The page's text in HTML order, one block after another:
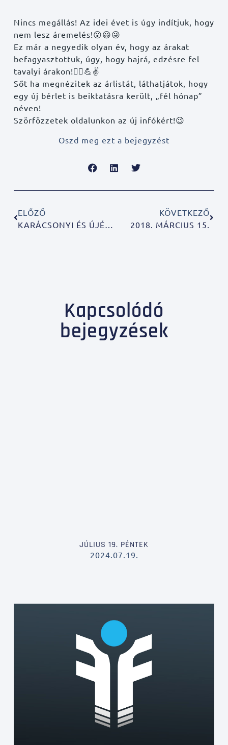
Nincs megállás! Az idei évet is úgy indítjuk, hogy
nem lesz áremelés!😮😃😜
Ez már a negyedik olyan év, hogy az árakat
befagyasztottuk, úgy, hogy hajrá, edzésre fel
tavalyi árakon!🏋️‍♂️ 💪 ✌️
Sőt ha megnézitek az árlistát, láthatjátok, hogy
egy új bérlet is beiktatásra került, „fél hónap”
néven!
Szörfözzetek oldalunkon az új infókért!😉
Oszd meg ezt a bejegyzést
ELŐZŐ
KÖVETKEZŐ
2018. MÁRCIUS 15.
Kapcsolódó
bejegyzések
JÚLIUS 19. PÉNTEK
2024.07.19.